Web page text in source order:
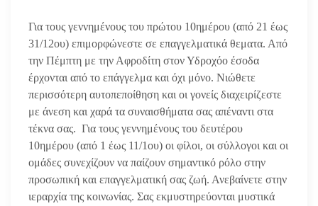
Για τους γεννημένους του πρώτου 10ημέρου (από 21 έως
31/12ου) επιμορφώνεστε σε επαγγελματικά θεματα. Από
την Πέμπτη με την Αφροδίτη στον Υδροχόο έσοδα
έρχονται από το επάγγελμα και όχι μόνο. Νιώθετε
περισσότερη αυτοπεποίθηση και οι γονείς διαχειρίζεστε
με άνεση και χαρά τα συναισθήματα σας απέναντι στα
τέκνα σας. Για τους γεννημένους του δευτέρου
10ημέρου (από 1 έως 11/1ου) οι φίλοι, οι σύλλογοι και οι
ομάδες συνεχίζουν να παίζουν σημαντικό ρόλο στην
προσωπική και επαγγελματική σας ζωή. Ανεβαίνετε στην
ιεραρχία της κοινωνίας. Σας εκμυστηρεύονται μυστικά